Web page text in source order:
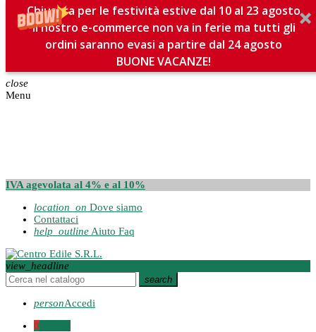
Chiusura per le festività estive dal 10 al 23 agosto
Il nostro e-commerce non va in ferie ma tutti gli
ordini saranno evasi a partire dal 24 agosto
BUONE VACANZE!
close
Menu
IVA agevolata al 4% e al 10%
location_on Dove siamo
Contattaci
help_outline Aiuto Faq
view_headline
search
personAccedi
0